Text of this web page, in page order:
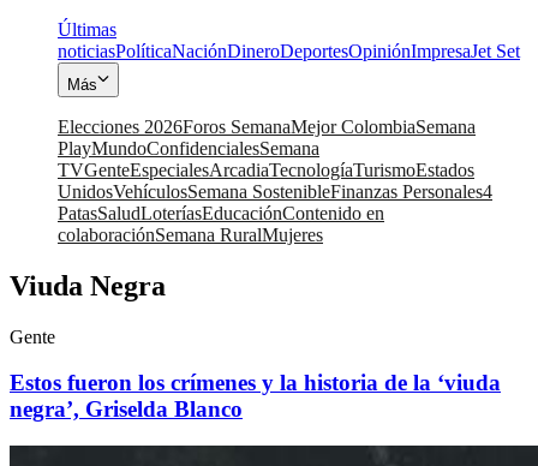
Últimas
noticiasPolíticaNaciónDineroDeportesOpiniónImpresaJet Set
Más
Elecciones 2026Foros SemanaMejor ColombiaSemana
PlayMundoConfidencialesSemana
TVGenteEspecialesArcadiaTecnologíaTurismoEstados
UnidosVehículosSemana SostenibleFinanzas Personales4
PatasSaludLoteríasEducaciónContenido en
colaboraciónSemana RuralMujeres
Viuda Negra
Gente
Estos fueron los crímenes y la historia de la ‘viuda
negra’, Griselda Blanco